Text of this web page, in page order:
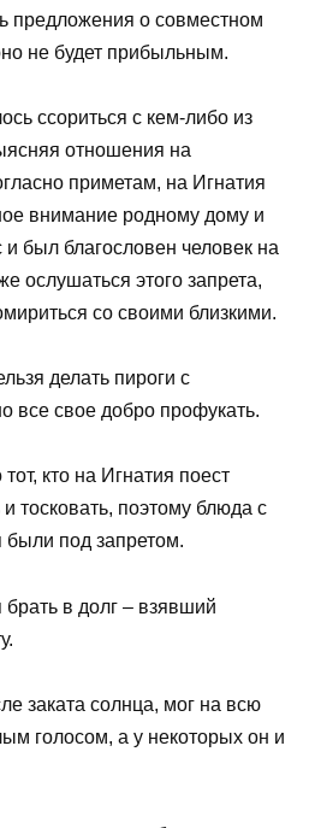
предложения о совместном
не будет прибыльным.
ссориться с кем-либо из
отношения на
приметам, на Игнатия
внимание родному дому и
был благословен человек на
ослушаться этого запрета,
со своими близкими.
делать пироги с
все свое добро профукать.
кто на Игнатия поест
и тосковать, поэтому блюда с
были под запретом.
в долг – взявший
заката солнца, мог на всю
голосом, а у некоторых он и